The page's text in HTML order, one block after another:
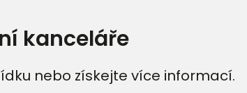
kanceláře
nebo získejte více informací.